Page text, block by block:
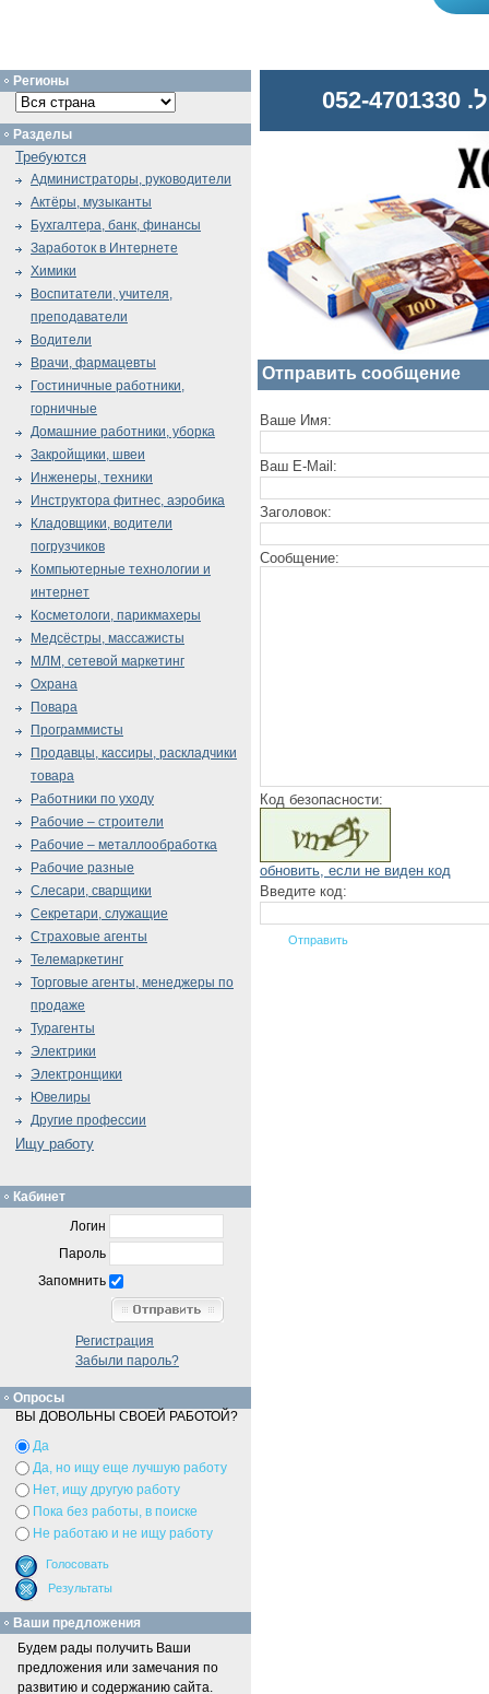
Отправить сообщение
Ваше Имя:
Ваш E-Mail:
Заголовок:
Сообщение:
Код безопасности:
обновить, если не виден код
Введите код:
Регионы
Разделы
Требуются
Администраторы, руководители
Актёры, музыканты
Бухгалтера, банк, финансы
Заработок в Интернете
Химики
Воспитатели, учителя,
преподаватели
Водители
Врачи, фармацевты
Гостиничные работники,
горничные
Домашние работники, уборка
Закройщики, швеи
Инженеры, техники
Инструктора фитнес, аэробика
Кладовщики, водители
погрузчиков
Компьютерные технологии и
интернет
Косметологи, парикмахеры
Медсёстры, массажисты
МЛМ, сетевой маркетинг
Охрана
Повара
Программисты
Продавцы, кассиры, раскладчики
товара
Работники по уходу
Рабочие – строители
Рабочие – металлообработка
Рабочие разные
Слесари, сварщики
Секретари, служащие
Страховые агенты
Телемаркетинг
Торговые агенты, менеджеры по
продаже
Турагенты
Электрики
Электронщики
Ювелиры
Другие профессии
Ищу работу
Кабинет
Логин
Пароль
Запомнить
Регистрация
Забыли пароль?
Опросы
ВЫ ДОВОЛЬНЫ СВОЕЙ РАБОТОЙ?
Да
Да, но ищу еще лучшую работу
Нет, ищу другую работу
Пока без работы, в поиске
Не работаю и не ищу работу
Ваши предложения
Будем рады получить Ваши
предложения или замечания по
развитию и содержанию сайта.